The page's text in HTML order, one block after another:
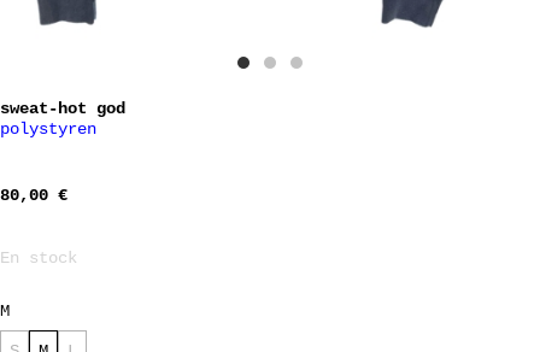
polystyren
sweat-hot god
80,00 €
En stock
M